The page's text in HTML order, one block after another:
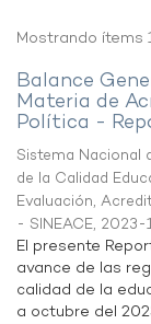
Mostrando ítems
Balance
Materia de
Política -
Sistema Nacional
de la Calidad
Evaluación,
- SINEACE, 2023-
El presente
avance de las
calidad de la
a octubre del